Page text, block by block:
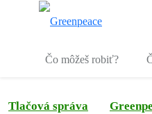
Čo môžeš robiť?
Tlačová správa